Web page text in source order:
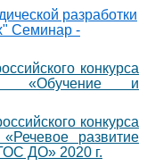
разработки
Семинар -
конкурса
«Обучение и
конкурса
развитие
ДО» 2020 г.